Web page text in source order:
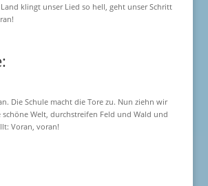
klingt unser Lied so hell, geht unser Schritt
Die Schule macht die Tore zu. Nun ziehn wir
Welt, durchstreifen Feld und Wald und
Voran, voran!